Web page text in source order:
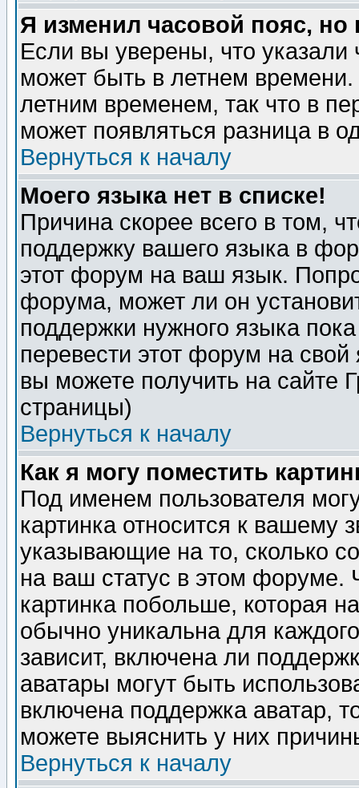
Я изменил часовой пояс,
Если вы уверены, что указали
может быть в летнем
летним временем, так что в
может появляться разница в
Вернуться к началу
Моего языка нет в списке!
Причина скорее всего в том,
поддержку вашего языка в
этот форум на ваш язык.
форума, может ли он
поддержки нужного языка
перевести этот форум на
вы можете получить на сайте
страницы)
Вернуться к началу
Как я могу поместить
Под именем пользователя
картинка относится к вашему
указывающие на то, сколько
на ваш статус в этом форуме.
картинка побольше, которая
обычно уникальна для
зависит, включена ли
аватары могут быть
включена поддержка аватар,
можете выяснить у них
Вернуться к началу